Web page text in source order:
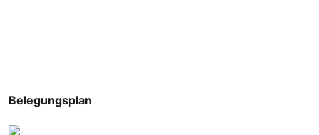
Belegungsplan